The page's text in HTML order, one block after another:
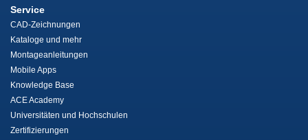
Service
CAD-Zeichnungen
Kataloge und mehr
Montageanleitungen
Mobile Apps
Knowledge Base
ACE Academy
Universitäten und Hochschulen
Zertifizierungen